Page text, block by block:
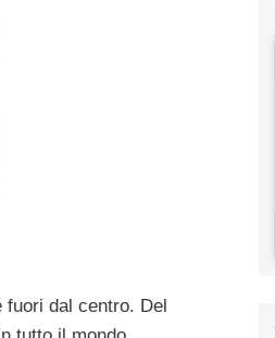
fuori dal centro. Del